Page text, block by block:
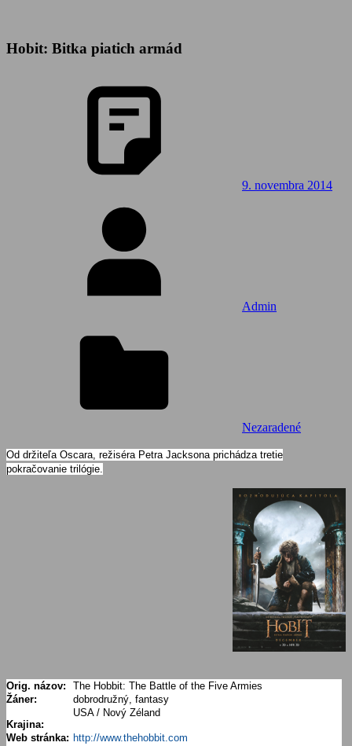
Hobit: Bitka piatich armád
9. novembra 2014
Admin
Nezaradené
Od držiteľa Oscara, režiséra Petra Jacksona prichádza tretie
pokračovanie trilógie.
Orig. názov:
The Hobbit: The Battle of the Five Armies
Žáner:
dobrodružný, fantasy
Krajina:
USA / Nový Zéland
Web stránka: http://www.thehobbit.com